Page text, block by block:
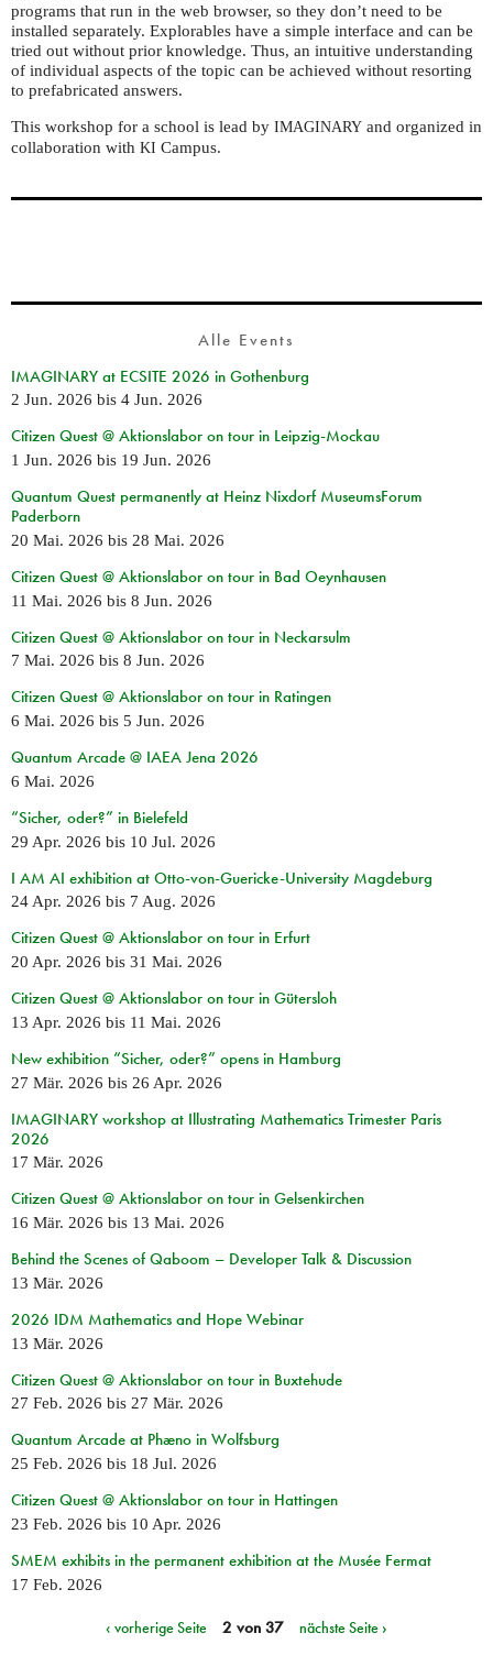
programs that run in the web browser, so they don’t need to be
installed separately. Explorables have a simple interface and can be
tried out without prior knowledge. Thus, an intuitive understanding
of individual aspects of the topic can be achieved without resorting
to prefabricated answers.
This workshop for a school is lead by IMAGINARY and organized in
collaboration with KI Campus.
Alle Events
IMAGINARY at ECSITE 2026 in Gothenburg
2 Jun. 2026 bis 4 Jun. 2026
Citizen Quest @ Aktionslabor on tour in Leipzig-Mockau
1 Jun. 2026 bis 19 Jun. 2026
Quantum Quest permanently at Heinz Nixdorf MuseumsForum
Paderborn
20 Mai. 2026 bis 28 Mai. 2026
Citizen Quest @ Aktionslabor on tour in Bad Oeynhausen
11 Mai. 2026 bis 8 Jun. 2026
Citizen Quest @ Aktionslabor on tour in Neckarsulm
7 Mai. 2026 bis 8 Jun. 2026
Citizen Quest @ Aktionslabor on tour in Ratingen
6 Mai. 2026 bis 5 Jun. 2026
Quantum Arcade @ IAEA Jena 2026
6 Mai. 2026
“Sicher, oder?” in Bielefeld
29 Apr. 2026 bis 10 Jul. 2026
I AM AI exhibition at Otto-von-Guericke-University Magdeburg
24 Apr. 2026 bis 7 Aug. 2026
Citizen Quest @ Aktionslabor on tour in Erfurt
20 Apr. 2026 bis 31 Mai. 2026
Citizen Quest @ Aktionslabor on tour in Gütersloh
13 Apr. 2026 bis 11 Mai. 2026
New exhibition “Sicher, oder?” opens in Hamburg
27 Mär. 2026 bis 26 Apr. 2026
IMAGINARY workshop at Illustrating Mathematics Trimester Paris
2026
17 Mär. 2026
Citizen Quest @ Aktionslabor on tour in Gelsenkirchen
16 Mär. 2026 bis 13 Mai. 2026
Behind the Scenes of Qaboom – Developer Talk & Discussion
13 Mär. 2026
2026 IDM Mathematics and Hope Webinar
13 Mär. 2026
Citizen Quest @ Aktionslabor on tour in Buxtehude
27 Feb. 2026 bis 27 Mär. 2026
Quantum Arcade at Phæno in Wolfsburg
25 Feb. 2026 bis 18 Jul. 2026
Citizen Quest @ Aktionslabor on tour in Hattingen
23 Feb. 2026 bis 10 Apr. 2026
SMEM exhibits in the permanent exhibition at the Musée Fermat
17 Feb. 2026
‹ vorherige Seite 2 von 37 nächste Seite ›